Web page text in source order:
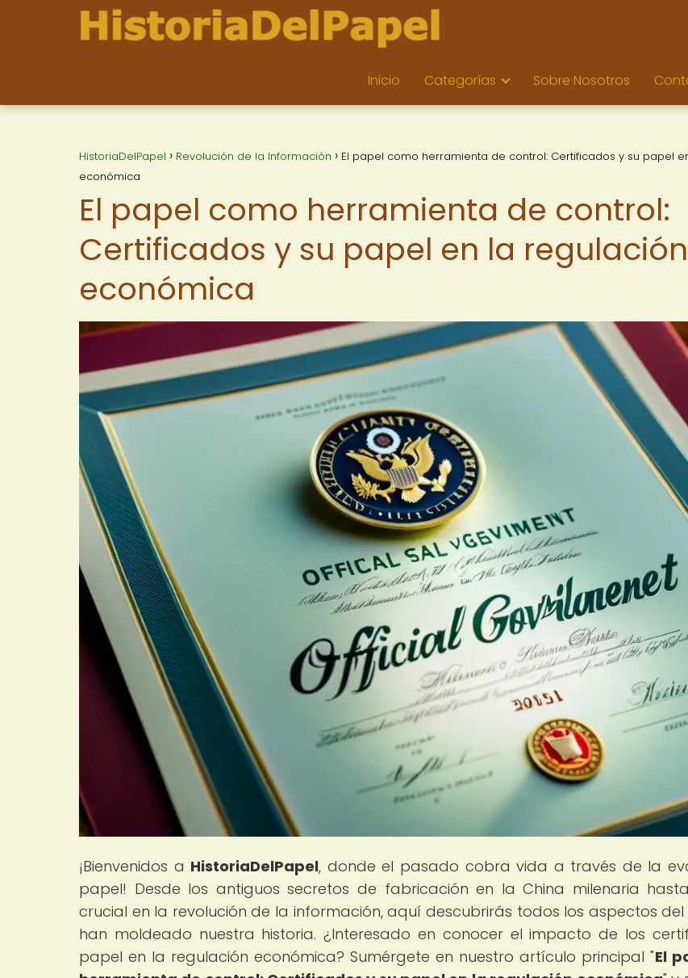
Inicio Categorías Sobre Nosotros
HistoriaDelPapel Revolución de la Información
El papel como herramienta de control: Certificados y su papel
económica
El papel como herramienta de control:
Certificados y su papel en la regulación
económica
¡Bienvenidos a HistoriaDelPapel, donde el pasado cobra vida a través de la
papel! Desde los antiguos secretos de fabricación en la China milenaria
crucial en la revolución de la información, aquí descubrirás todos los aspectos
han moldeado nuestra historia. ¿Interesado en conocer el impacto de los
papel en la regulación económica? Sumérgete en nuestro artículo principal "El